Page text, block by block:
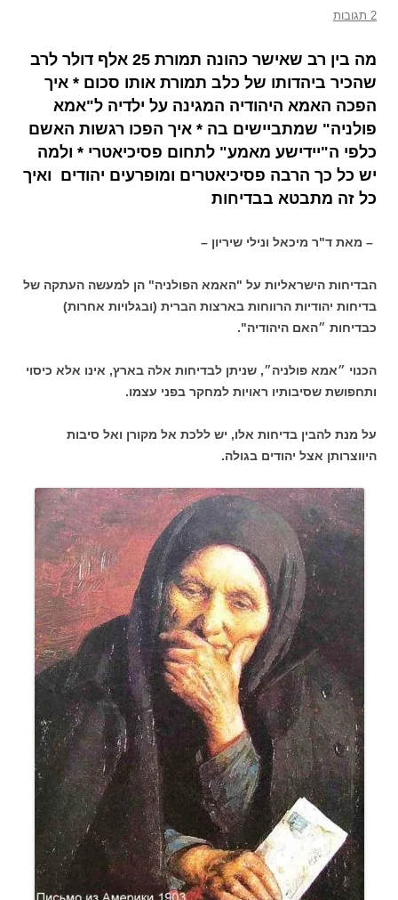
מה בין רב שאישר כהונה תמורת 25 אלף דולר לרב
שהכיר ביהדותו של כלב תמורת אותו סכום * איך
הפכה האמא היהודיה המגינה על ילדיה ל"אמא
פולניה" שמתביישים בה * איך הפכו רגשות האשם
כלפי ה"יידישע מאמע" לתחום פסיכיאטרי * ולמה
יש כל כך הרבה פסיכיאטרים ומופרעים יהודים ואיך
כל זה מתבטא בבדיחות
– מאת ד"ר מיכאל ונילי שיריון –
הבדיחות הישראליות על "האמא הפולניה" הן למעשה העתקה של
בדיחות יהודיות הרווחות בארצות הברית (ובגלויות אחרות)
כבדיחות ״האם היהודיה".
הכנוי ״אמא פולניה״, שניתן לבדיחות אלה בארץ, אינו אלא כיסוי
ותחפושת שסיבותיו ראויות למחקר בפני עצמו.
על מנת להבין בדיחות אלו, יש ללכת אל מקורן ואל סיבות
היווצרותן אצל יהודים בגולה.